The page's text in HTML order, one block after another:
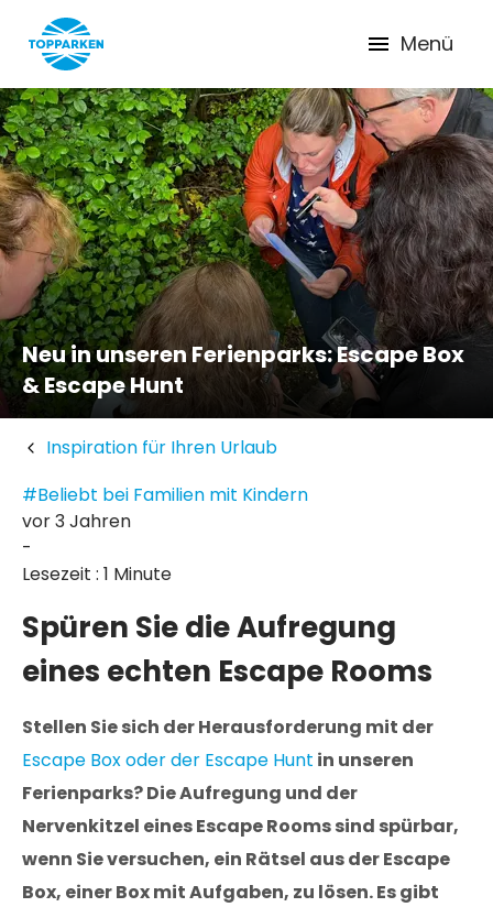
Menü
Neu in unseren Ferienparks: Escape Box
& Escape Hunt
Inspiration für Ihren Urlaub
#Beliebt bei Familien mit Kindern
vor 3 Jahren
-
Lesezeit : 1 Minute
Spüren Sie die Aufregung
eines echten Escape Rooms
Stellen Sie sich der Herausforderung mit der
Escape Box oder der Escape Hunt in unseren
Ferienparks? Die Aufregung und der
Nervenkitzel eines Escape Rooms sind spürbar,
wenn Sie versuchen, ein Rätsel aus der Escape
Box, einer Box mit Aufgaben, zu lösen. Es gibt